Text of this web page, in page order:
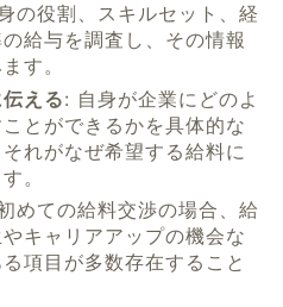
の役割、スキルセット、経
給与を調査し、その情報
す。
える: 自身が企業にどのよ
とができるかを具体的な
れがなぜ希望する給料に
。
めての給料交渉の場合、給
キャリアアップの機会な
項目が多数存在すること